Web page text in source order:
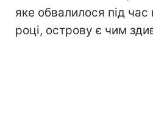
яке обвалилося під
році, острову є чим